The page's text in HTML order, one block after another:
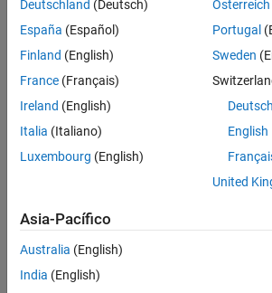
Deutschland (Deutsch)
España (Español)
Finland (English)
France (Français)
Ireland (English)
Italia (Italiano)
Luxembourg (English)
Österreich
Portugal
Sweden
Deutsch
English
United
Asia-Pacífico
Australia (English)
India (English)
Información de contacto
© 1994-2026 The MathWorks, Inc.